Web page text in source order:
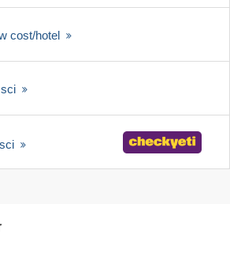
cost/hotel